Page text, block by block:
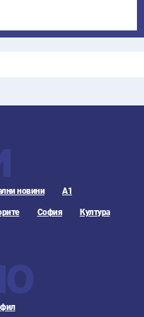
новини А1
София Култура